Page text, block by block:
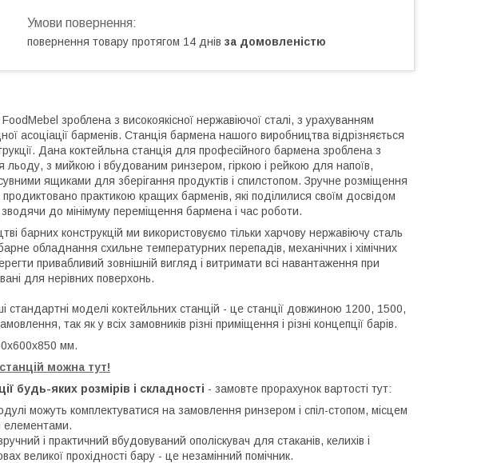
повернення товару протягом 14 днів за домовленістю
FoodMebel зроблена з високоякісної нержавіючої сталі, з урахуванням
асоціації барменів. Станція бармена нашого виробництва відрізняється
Дана коктейльна станція для професійного бармена зроблена з
льоду, з мийкою і вбудованим ринзером, гіркою і рейкою для напоїв,
ящиками для зберігання продуктів і спилстопом. Зручне розміщення
практикою кращих барменів, які поділилися своїм досвідом
до мінімуму переміщення бармена і час роботи.
барних конструкцій ми використовуємо тільки харчову нержавіючу сталь
обладнання схильне температурних перепадів, механічних і хімічних
привабливий зовнішній вигляд і витримати всі навантаження при
для нерівних поверхонь.
стандартні моделі коктейльних станцій - це станції довжиною 1200, 1500,
так як у всіх замовників різні приміщення і різні концепції барів.
мм.
можна тут!
будь-яких розмірів і складності - замовте прорахунок вартості тут:
можуть комплектуватися на замовлення ринзером і спіл-стопом, місцем
елементами.
і практичний вбудовуваний ополіскувач для стаканів, келихів і
великої прохідності бару - це незамінний помічник.